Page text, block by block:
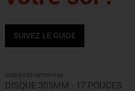
SUIVEZ LE GUIDE
DISQUES DE NETTOYAGE
DISQUE 305MM - 17 POUCES